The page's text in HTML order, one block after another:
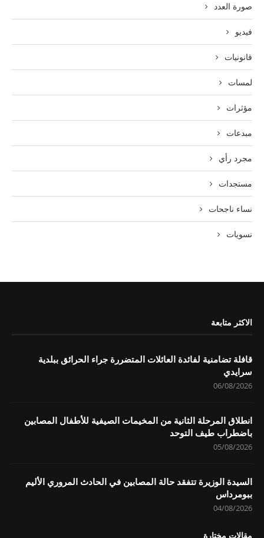
صورة العدد
فيديو
قانونيات
لمسات
مؤثرات
مبدعات
مجرد رأي
مستجدات
نساء ناجحات
نسويات
الاكثر متابعة
قافلة تضامنية لفائدة العائلات المتضررة جراء الحرائق ببلدية
سرايدي
06/08/2026
انطلاق المرحلة الثانية من المخيمات الصيفية للأطفال المصابين
باضطراب طيف التوحد
05/08/2026
السيدة الوزيرة تتفقد حالة المصابين في الحادث المروري الأليم
ببومرداس
04/08/2026
مقالات مختارة